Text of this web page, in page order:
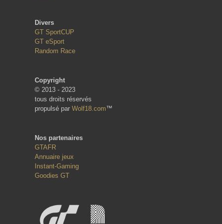
Divers
GT SportCUP
GT eSport
Random Race
Copyright
© 2013 - 2023
tous droits réservés
propulsé par Wolf18.com™
Nos partenaires
GTAFR
Annuaire jeux
Instant-Gaming
Goodies GT